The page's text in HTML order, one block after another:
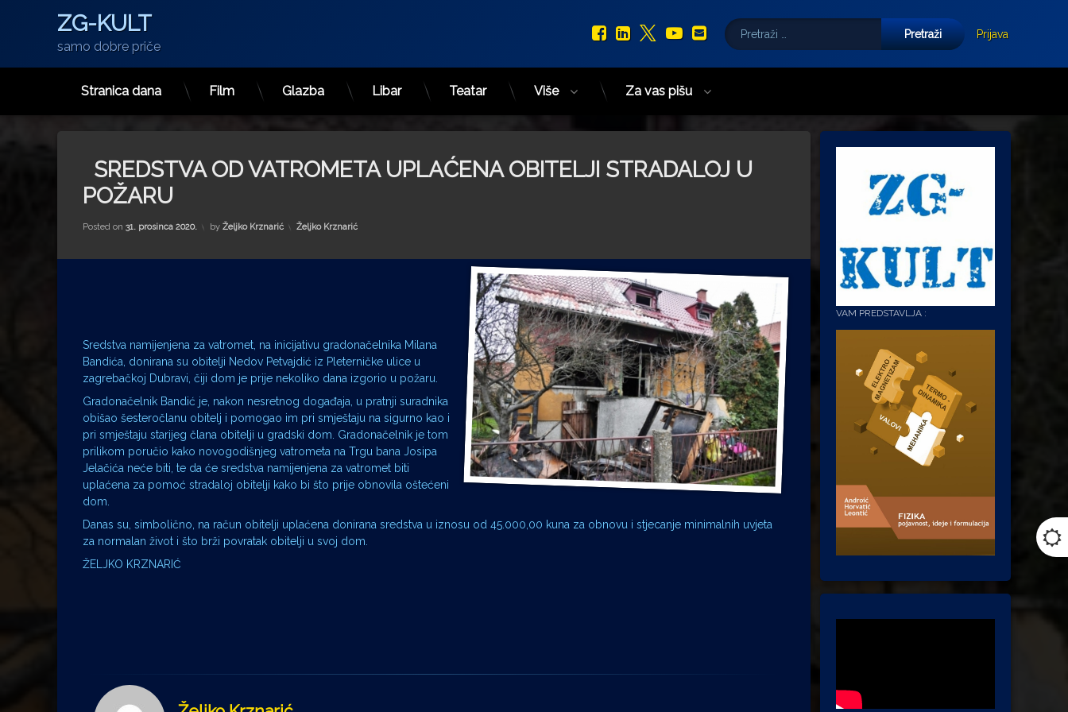
Preskoči
ZG-KULT
samo dobre priče
Facebook
LinkedIn
X.com
YouTube
E-mail
Pretraži:
Prijava
Stranica dana Film Glazba Libar Teatar Više Za vas pišu
SREDSTVA OD VATROMETA UPLAĆENA OBITELJI STRADALOJ U
POŽARU
Posted on 31. prosinca 2020. by Željko Krznarić Kategorije:
Željko Krznarić
Sredstva namijenjena za vatromet, na inicijativu gradonačelnika Milana
Bandića, donirana su obitelji Nedov Petvajdić iz Pleterničke ulice u
zagrebačkoj Dubravi, čiji dom je prije nekoliko dana izgorio u požaru.
Gradonačelnik Bandić je, nakon nesretnog događaja, u pratnji suradnika
obišao šesteročlanu obitelj i pomogao im pri smještaju na sigurno kao i
pri smještaju starijeg člana obitelji u gradski dom. Gradonačelnik je tom
prilikom poručio kako novogodišnjeg vatrometa na Trgu bana Josipa
Jelačića neće biti, te da će sredstva namijenjena za vatromet biti
uplaćena za pomoć stradaloj obitelji kako bi što prije obnovila oštećeni
dom.
Danas su, simbolično, na račun obitelji uplaćena donirana sredstva u iznosu od 45.000,00 kuna za obnovu i stjecanje minimalnih uvjeta
za normalan život i što brži povratak obitelji u svoj dom.
ŽELJKO KRZNARIĆ
VAM PREDSTAVLJA :